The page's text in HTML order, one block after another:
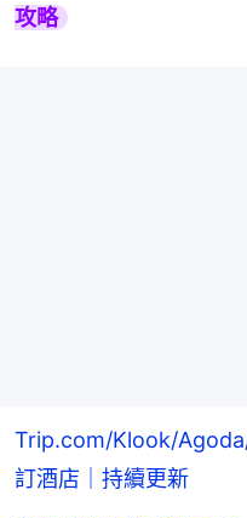
攻略
Trip.com/Klook/
訂酒店｜持續更新